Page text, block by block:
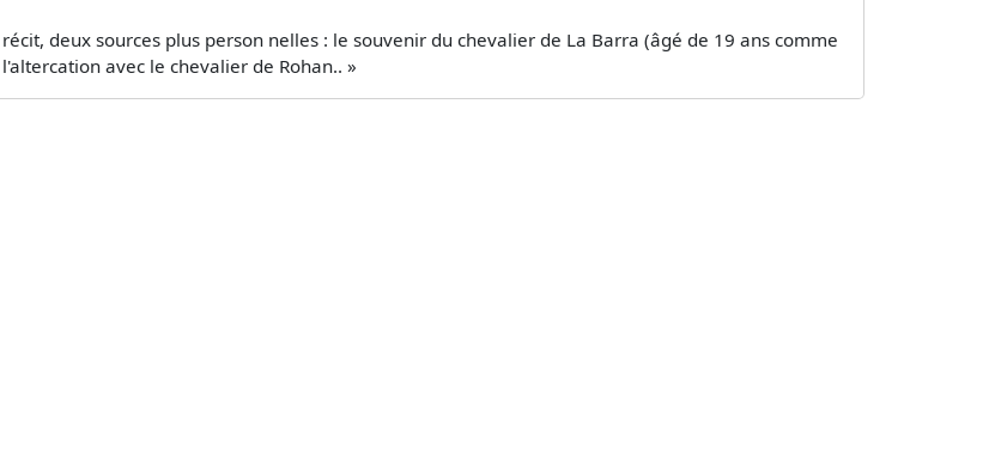
deux sources plus person­ nelles : le souvenir du chevalier de La Barra (âgé de 19 ans comme
avec le chevalier de Rohan.. »